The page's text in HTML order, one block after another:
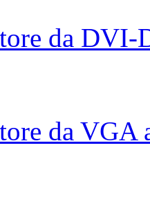
da DVI-
da VGA